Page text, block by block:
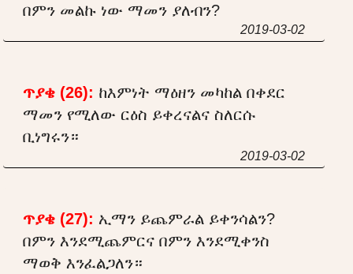
በምን መልኩ ነው ማመን ያለብን?
2019-03-02
ጥያቄ (26): ከእምነት ማዕዘን መካከል በቀደር
ማመን የሚለው ርዕስ ይቀረናልና ስለርሱ
ቢነግሩን።
2019-03-02
ጥያቄ (27): ኢማን ይጨምራል ይቀንሳልን?
በምን እንደሚጨምርና በምን እንደሚቀንስ
ማወቅ እንፈልጋለን።